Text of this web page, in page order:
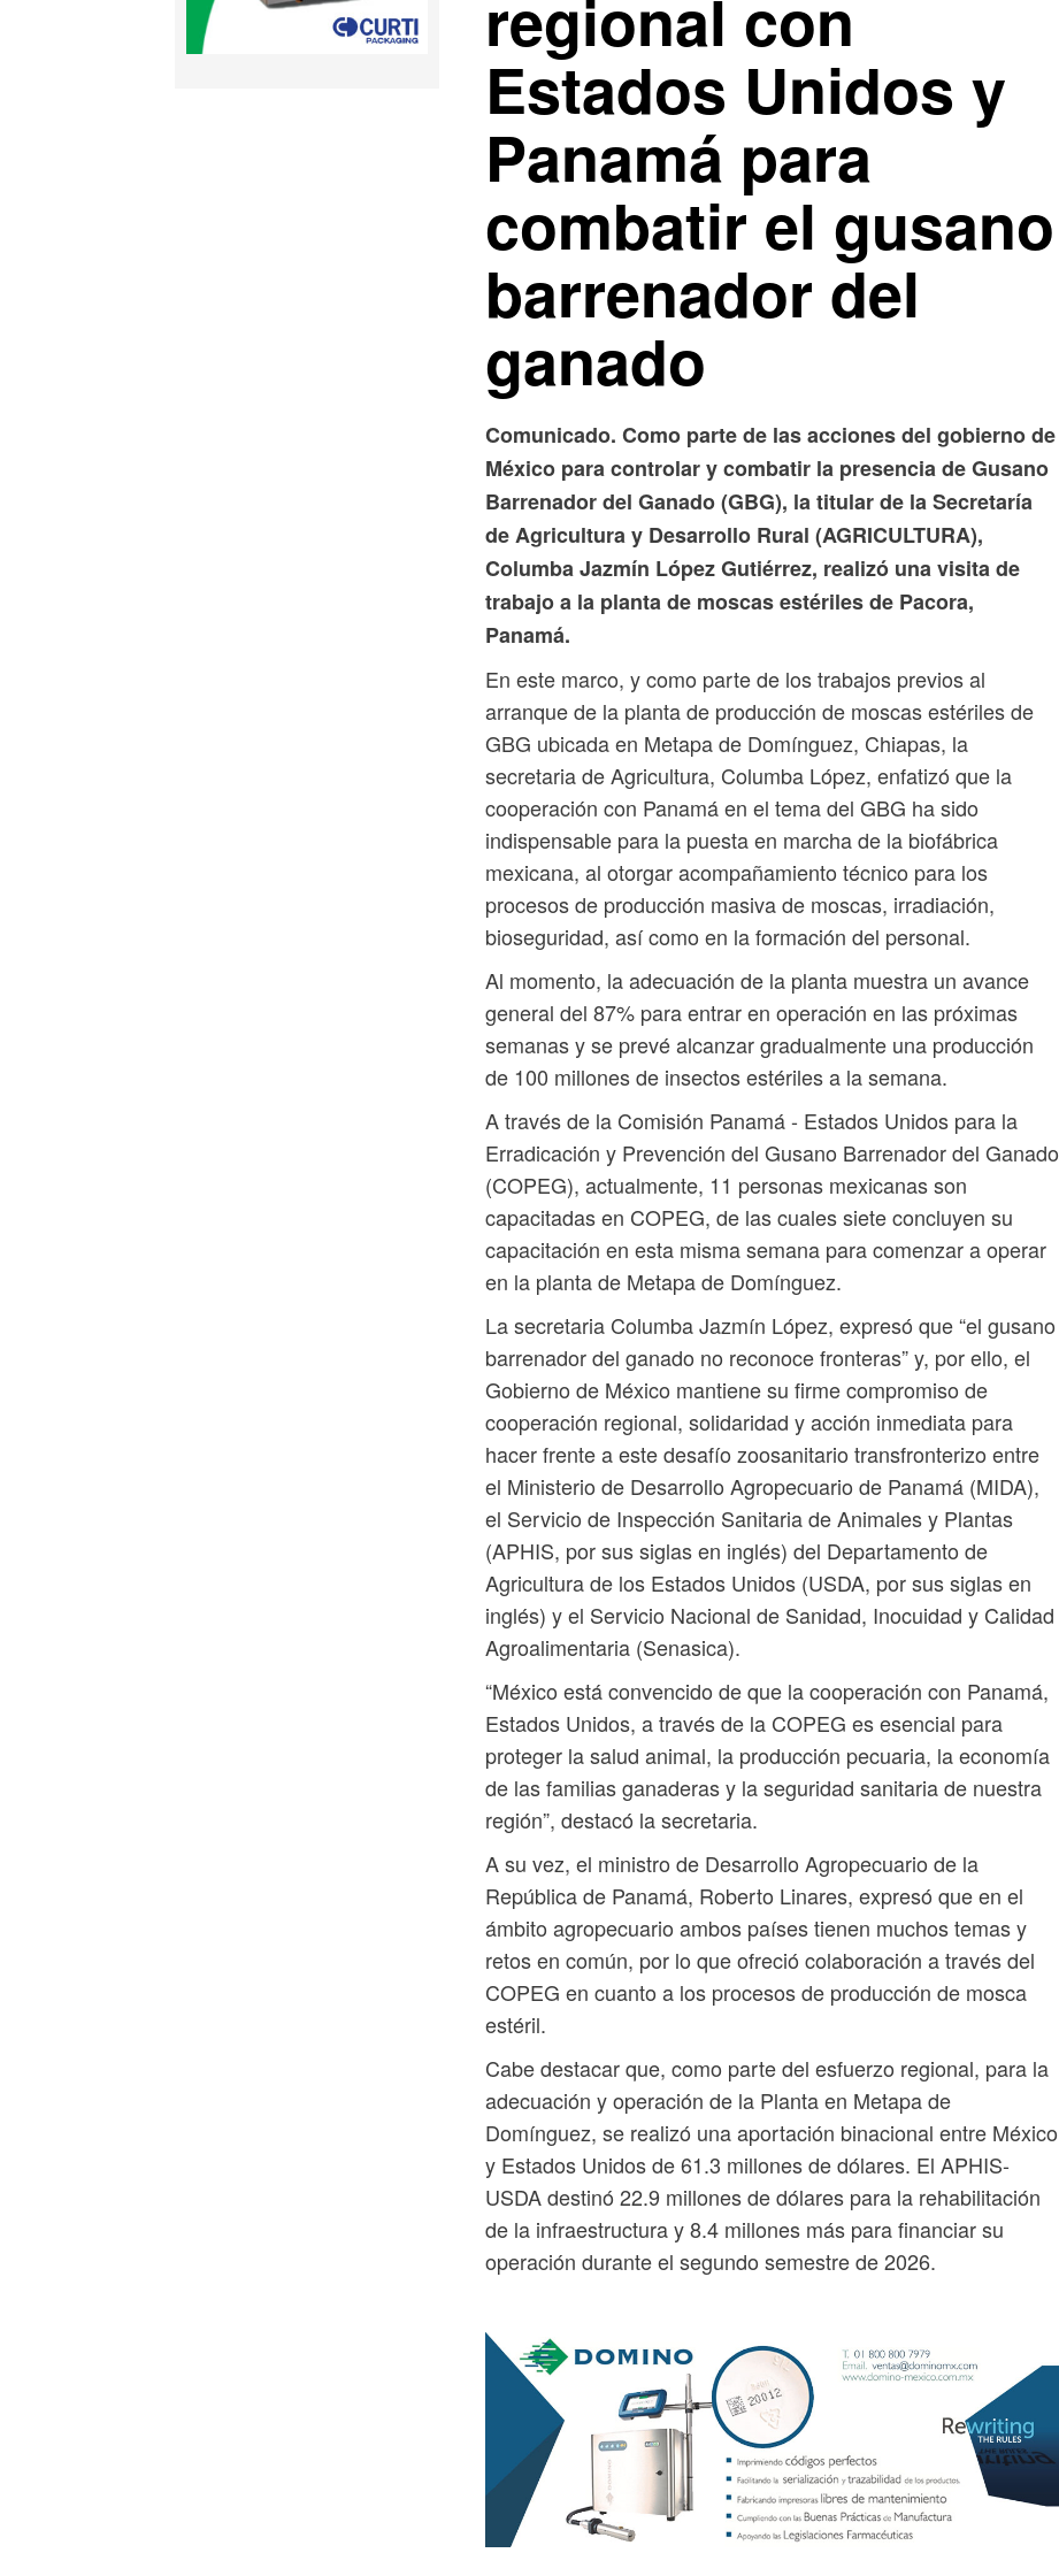
regional con
Estados Unidos y
Panamá para
combatir el gusano
barrenador del
ganado
Comunicado. Como parte de las acciones del gobierno de
México para controlar y combatir la presencia de Gusano
Barrenador del Ganado (GBG), la titular de la Secretaría
de Agricultura y Desarrollo Rural (AGRICULTURA),
Columba Jazmín López Gutiérrez, realizó una visita de
trabajo a la planta de moscas estériles de Pacora,
Panamá.
En este marco, y como parte de los trabajos previos al
arranque de la planta de producción de moscas estériles de
GBG ubicada en Metapa de Domínguez, Chiapas, la
secretaria de Agricultura, Columba López, enfatizó que la
cooperación con Panamá en el tema del GBG ha sido
indispensable para la puesta en marcha de la biofábrica
mexicana, al otorgar acompañamiento técnico para los
procesos de producción masiva de moscas, irradiación,
bioseguridad, así como en la formación del personal.
Al momento, la adecuación de la planta muestra un avance
general del 87% para entrar en operación en las próximas
semanas y se prevé alcanzar gradualmente una producción
de 100 millones de insectos estériles a la semana.
A través de la Comisión Panamá - Estados Unidos para la
Erradicación y Prevención del Gusano Barrenador del Ganado
(COPEG), actualmente, 11 personas mexicanas son
capacitadas en COPEG, de las cuales siete concluyen su
capacitación en esta misma semana para comenzar a operar
en la planta de Metapa de Domínguez.
La secretaria Columba Jazmín López, expresó que “el gusano
barrenador del ganado no reconoce fronteras” y, por ello, el
Gobierno de México mantiene su firme compromiso de
cooperación regional, solidaridad y acción inmediata para
hacer frente a este desafío zoosanitario transfronterizo entre
el Ministerio de Desarrollo Agropecuario de Panamá (MIDA),
el Servicio de Inspección Sanitaria de Animales y Plantas
(APHIS, por sus siglas en inglés) del Departamento de
Agricultura de los Estados Unidos (USDA, por sus siglas en
inglés) y el Servicio Nacional de Sanidad, Inocuidad y Calidad
Agroalimentaria (Senasica).
“México está convencido de que la cooperación con Panamá,
Estados Unidos, a través de la COPEG es esencial para
proteger la salud animal, la producción pecuaria, la economía
de las familias ganaderas y la seguridad sanitaria de nuestra
región”, destacó la secretaria.
A su vez, el ministro de Desarrollo Agropecuario de la
República de Panamá, Roberto Linares, expresó que en el
ámbito agropecuario ambos países tienen muchos temas y
retos en común, por lo que ofreció colaboración a través del
COPEG en cuanto a los procesos de producción de mosca
estéril.
Cabe destacar que, como parte del esfuerzo regional, para la
adecuación y operación de la Planta en Metapa de
Domínguez, se realizó una aportación binacional entre México
y Estados Unidos de 61.3 millones de dólares. El APHIS-
USDA destinó 22.9 millones de dólares para la rehabilitación
de la infraestructura y 8.4 millones más para financiar su
operación durante el segundo semestre de 2026.